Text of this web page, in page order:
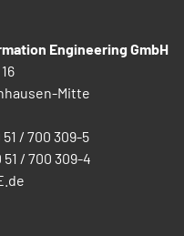
Engineering GmbH
Mitte
51 / 700 309-5
51 / 700 309-4